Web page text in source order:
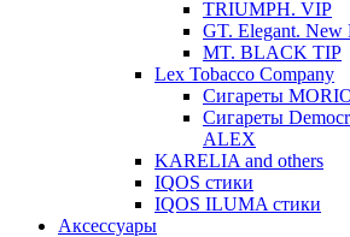
TRIUMPH. VIP
GT. Elegant. New
MT. BLACK TIP
Lex Tobacco Company
Сигареты
Сигареты
ALEX
KARELIA and others
IQOS стики
IQOS ILUMA стики
Аксессуары